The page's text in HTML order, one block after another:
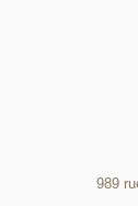
989